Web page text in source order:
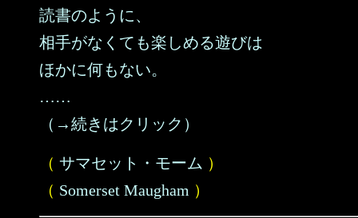
読書のように、
相手がなくても楽しめる遊びは
ほかに何もない。
……
（→続きはクリック）
（ サマセット・モーム ）
（ Somerset Maugham ）